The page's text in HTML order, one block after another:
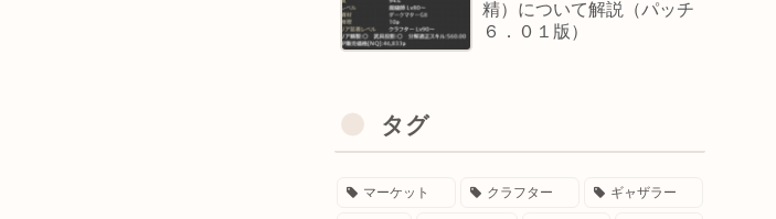
精）について解説（パッチ
６．０１版）
タグ
マーケット クラフター ギャザラー